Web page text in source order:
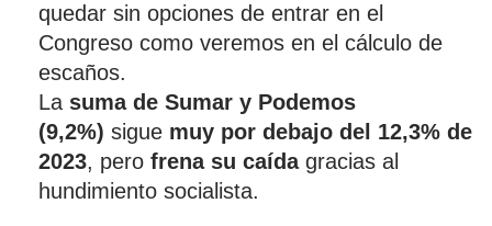
quedar sin opciones de entrar en el
Congreso como veremos en el cálculo de
escaños.
La suma de Sumar y Podemos
(9,2%) sigue muy por debajo del 12,3% de
2023, pero frena su caídagracias al
hundimiento socialista.